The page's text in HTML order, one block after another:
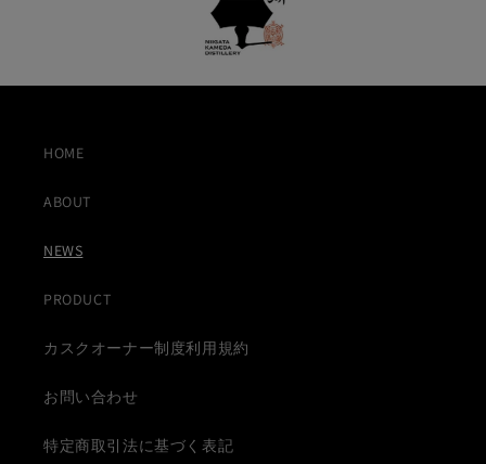
HOME
ABOUT
NEWS
PRODUCT
カスクオーナー制度利用規約
お問い合わせ
特定商取引法に基づく表記